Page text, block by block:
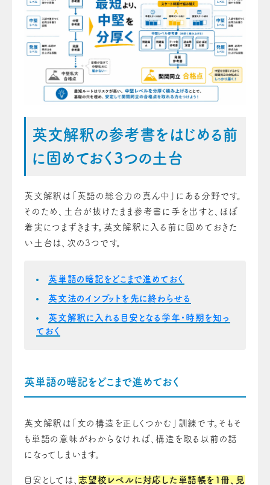
英文解釈の参考書をはじめる前
に固めておく3つの土台
英文解釈は「英語の総合力の真ん中」にある分野です。
そのため、土台が抜けたまま参考書に手を出すと、ほぼ
着実につまずきます。英文解釈に入る前に固めておきた
い土台は、次の3つです。
英単語の暗記をどこまで進めておく
英文法のインプットを先に終わらせる
英文解釈に入れる目安となる学年・時期を知っ
ておく
英単語の暗記をどこまで進めておく
英文解釈は「文の構造を正しくつかむ」訓練です。そもそ
も単語の意味がわからなければ、構造を取る以前の話
になってしまいます。
目安としては、 志望校レベルに対応した単語帳を1冊、見